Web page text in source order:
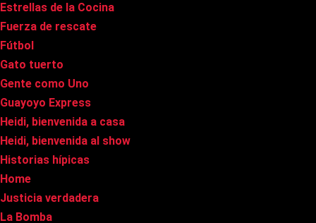
Estrellas de la Cocina
Fuerza de rescate
Fútbol
Gato tuerto
Gente como Uno
Guayoyo Express
Heidi, bienvenida a casa
Heidi, bienvenida al show
Historias hípicas
Home
Justicia verdadera
La Bomba